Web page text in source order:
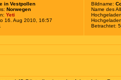
in Vestpollen
Norwegen
Yeti
16. Aug 2010, 16:57
Bildname:
Name des
Betrachtet: